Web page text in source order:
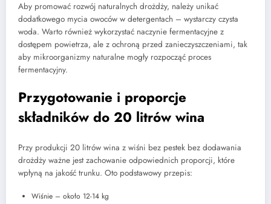
Aby promować rozwój naturalnych drożdży, należy unikać
dodatkowego mycia owoców w detergentach – wystarczy czysta
woda. Warto również wykorzystać naczynie fermentacyjne z
dostępem powietrza, ale z ochroną przed zanieczyszczeniami, tak
aby mikroorganizmy naturalne mogły rozpocząć proces
fermentacyjny.
Przygotowanie i proporcje
składników do 20 litrów wina
Przy produkcji 20 litrów wina z wiśni bez pestek bez dodawania
drożdży ważne jest zachowanie odpowiednich proporcji, które
wpłyną na jakość trunku. Oto podstawowy przepis:
Wiśnie – około 12-14 kg